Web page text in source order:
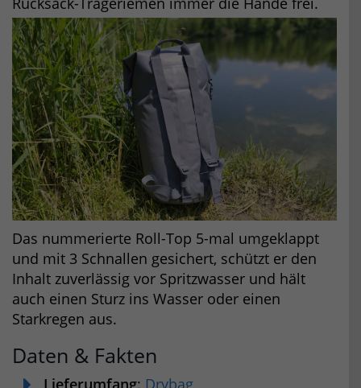
Das nummerierte Roll-Top 5-mal umgeklappt
und mit 3 Schnallen gesichert, schützt er den
Inhalt zuverlässig vor Spritzwasser und hält
auch einen Sturz ins Wasser oder einen
Starkregen aus.
Daten & Fakten
Lieferumfang: Drybag